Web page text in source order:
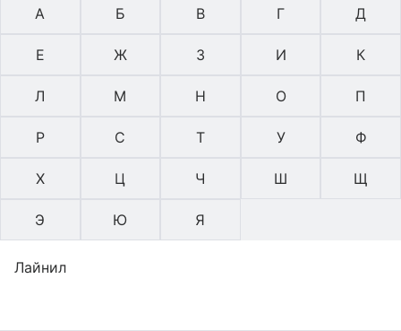
А Б В Г Д
Е Ж З И К
Л М Н О П
Р С Т У Ф
Х Ц Ч Ш Щ
Э Ю Я
Лайнил